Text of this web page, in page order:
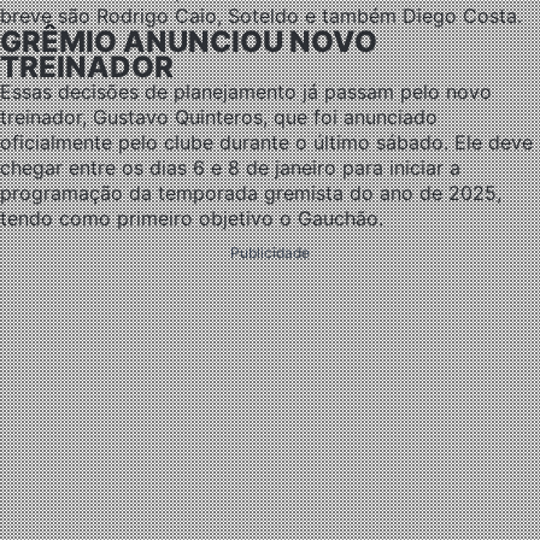
breve são Rodrigo Caio, Soteldo e também Diego Costa.
GRÊMIO ANUNCIOU NOVO
TREINADOR
Essas decisões de planejamento já passam pelo novo
treinador, Gustavo Quinteros, que foi anunciado
oficialmente pelo clube durante o último sábado. Ele deve
chegar entre os dias 6 e 8 de janeiro para iniciar a
programação da temporada gremista do ano de 2025,
tendo como primeiro objetivo o Gauchão.
Publicidade